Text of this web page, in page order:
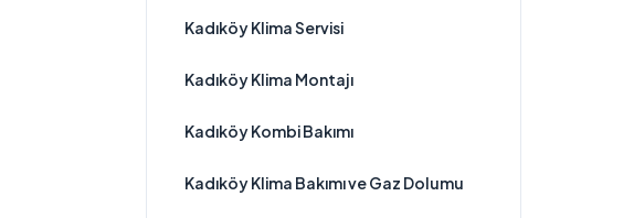
Kadıköy Klima Servisi
Kadıköy Klima Montajı
Kadıköy Kombi Bakımı
Kadıköy Klima Bakımı ve Gaz Dolumu